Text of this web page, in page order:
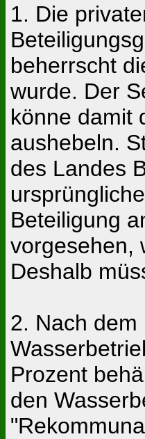
1. Die
beherrscht
wurde. Der
könne damit
aushebeln.
des Landes
Beteiligung
vorgesehen,
Deshalb
2. Nach dem
Prozent
den